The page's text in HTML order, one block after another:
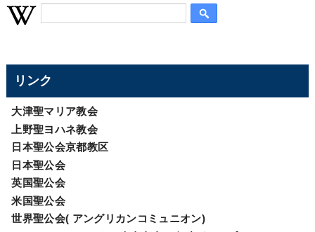
リンク
大津聖マリア教会
上野聖ヨハネ教会
日本聖公会京都教区
日本聖公会
英国聖公会
米国聖公会
世界聖公会( アングリカンコミュニオン)